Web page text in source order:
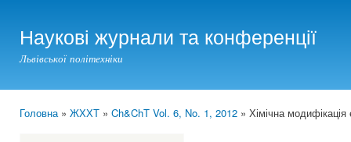
Наукові журнали та конференції
Львівської політехніки
Головна» ЖХХТ » Ch&ChT Vol. 6, No. 1, 2012 » Хімічна